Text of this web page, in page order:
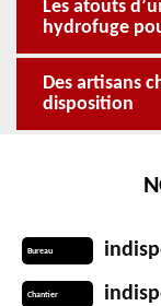
Les atouts
hydrofuge
Des artisans
disposition
Bureau
Chantier